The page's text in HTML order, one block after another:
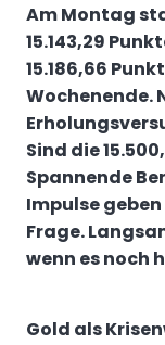
Am Montag
15.143,29
15.186,66
Wochenende.
Sind die
Spannende
Impulse
Frage.
wenn es noch
Gold als